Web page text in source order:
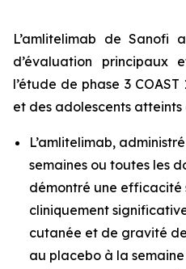
L’amlitelimab de Sanofi
d’évaluation principaux
l’étude de phase 3
et des adolescents
L’amlitelimab,
semaines ou toutes les
démontré une
cliniquement
cutanée et de gravité
au placebo à la